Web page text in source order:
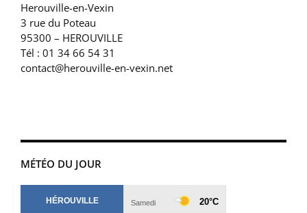
Herouville-en-Vexin
3 rue du Poteau
95300 – HEROUVILLE
Tél : 01 34 66 54 31
contact@herouville-en-vexin.net
MÉTÉO DU JOUR